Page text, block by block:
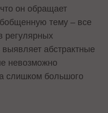
он обращает
тему – все
регулярных
абстрактные
невозможно
слишком большого